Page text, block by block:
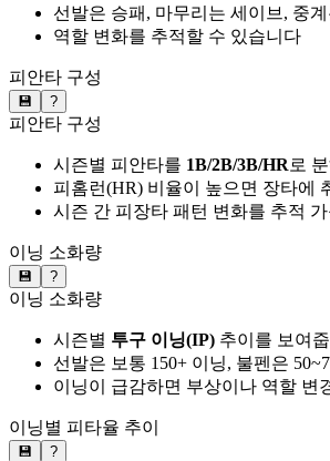
선발은 승패, 마무리는 세이브, 중
역할 변화를 추적할 수 있습니다
피안타 구성
💾 ?
피안타 구성
시즌별 피안타를 1B/2B/3B/HR로
피홈런(HR) 비율이 높으면 장타에
시즌 간 피장타 패턴 변화를 추적
이닝 소화량
💾 ?
이닝 소화량
시즌별 투구 이닝(IP) 추이를 보여
선발은 보통 150+ 이닝, 불펜은
이닝이 급감하면 부상이나 역할 변
이닝별 피타율 추이
💾 ?